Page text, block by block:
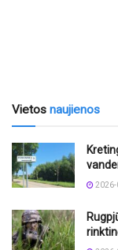
Vietos naujienos
2026-